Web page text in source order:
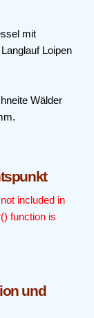
mit
Loipen
Wälder
included in
function is
und